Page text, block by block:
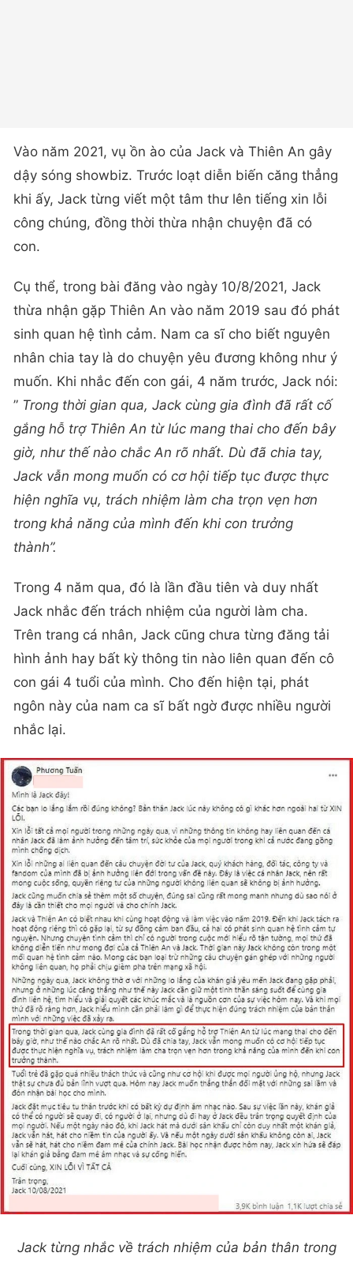
Vào năm 2021, vụ ồn ào của Jack và Thiên An gây
dậy sóng showbiz. Trước loạt diễn biến căng thẳng
khi ấy, Jack từng viết một tâm thư lên tiếng xin lỗi
công chúng, đồng thời thừa nhận chuyện đã có
con.
Cụ thể, trong bài đăng vào ngày 10/8/2021, Jack
thừa nhận gặp Thiên An vào năm 2019 sau đó phát
sinh quan hệ tình cảm. Nam ca sĩ cho biết nguyên
nhân chia tay là do chuyện yêu đương không như ý
muốn. Khi nhắc đến con gái, 4 năm trước, Jack nói:
” Trong thời gian qua, Jack cùng gia đình đã rất cố
gắng hỗ trợ Thiên An từ lúc mang thai cho đến bây
giờ, như thế nào chắc An rõ nhất. Dù đã chia tay,
Jack vẫn mong muốn có cơ hội tiếp tục được thực
hiện nghĩa vụ, trách nhiệm làm cha trọn vẹn hơn
trong khả năng của mình đến khi con trưởng
thành”.
Trong 4 năm qua, đó là lần đầu tiên và duy nhất
Jack nhắc đến trách nhiệm của người làm cha.
Trên trang cá nhân, Jack cũng chưa từng đăng tải
hình ảnh hay bất kỳ thông tin nào liên quan đến cô
con gái 4 tuổi của mình. Cho đến hiện tại, phát
ngôn này của nam ca sĩ bất ngờ được nhiều người
nhắc lại.
Jack từng nhắc về trách nhiệm của bản thân trong